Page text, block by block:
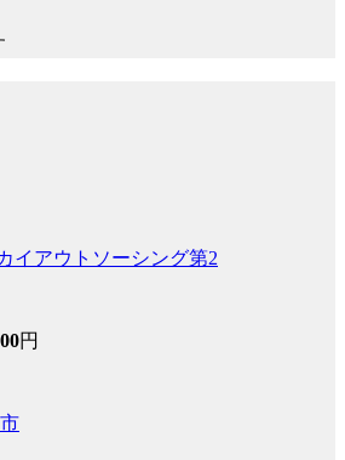
イアウトソーシング第2
円